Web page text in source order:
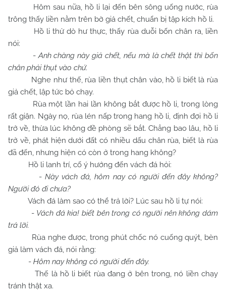
Hôm sau nữa, hồ li lại đến bên sông uống nước, rùa
trông thấy liền nằm trên bờ giả chết, chuẩn bị tập kích hồ li.
Hồ li thử dò hư thực, thấy rùa duỗi bốn chân ra, liền
nói:
-Anh chàng này giả chết, nếu mà là chết thật thì bốn
chân phải thụt vào chứ.
Nghe như thế, rùa liền thụt chân vào, hồ li biết là rùa
giả chết, lập tức bỏ chạy.
Rùa một lần hai lần không bắt được hồ li, trong lòng
rất giận. Ngày nọ, rùa lén nấp trong hang hồ li, định đợi hồ li
trở về, thừa lúc không đề phòng sẽ bắt. Chẳng bao lâu, hồ li
trở về, phát hiện dưới đất có nhiều dấu chân rùa, biết là rùa
đã đến, nhưng hiện có còn ở trong hang không?
Hồ li lanh trí, cố ý hướng đến vách đá hỏi:
-Này vách đá, hôm nay có người đến đây không?
Người đó đi chưa?
Vách đá làm sao có thể trả lời? Lúc sau hồ li tự nói:
- Vách đá kia! biết bên trong có người nên không dám
trả lời.
Rùa nghe được, trong phút chốc nó cuống quýt, bèn
giả làm vách đá, nói rằng:
- Hôm nay không có người đến đây.
Thế là hồ li biết rùa đang ở bên trong, nó liền chạy
tránh thật xa.